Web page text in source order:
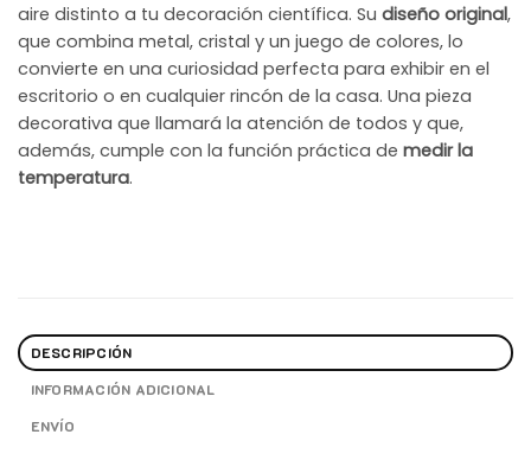
aire distinto a tu decoración científica. Su diseño original,
que combina metal, cristal y un juego de colores, lo
convierte en una curiosidad perfecta para exhibir en el
escritorio o en cualquier rincón de la casa. Una pieza
decorativa que llamará la atención de todos y que,
además, cumple con la función práctica de medir la
temperatura.
DESCRIPCIÓN
INFORMACIÓN ADICIONAL
ENVÍO